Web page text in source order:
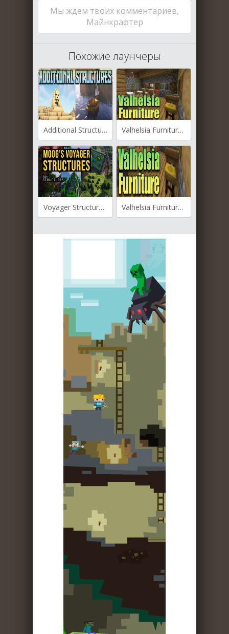
Мы ждем твоих комментариев,
Майнкрафтер
Похожие лаунчеры
Additional Structures для Майнкрафт [1.21.3, 1.21.1, 1.21] Valhelsia Furniture для Майнкрафт [1.21, 1.20.1]
Voyager Structures для Майнкрафт [1.20.1, 1.19.4, 1.19.3] Valhelsia Furniture для Майнкрафт [1.19.3, 1.19.2]